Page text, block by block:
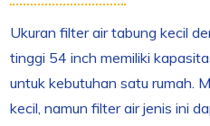
Ukuran filter air tabung kecil
tinggi 54 inch memiliki
untuk kebutuhan satu rumah.
kecil, namun filter air jenis ini